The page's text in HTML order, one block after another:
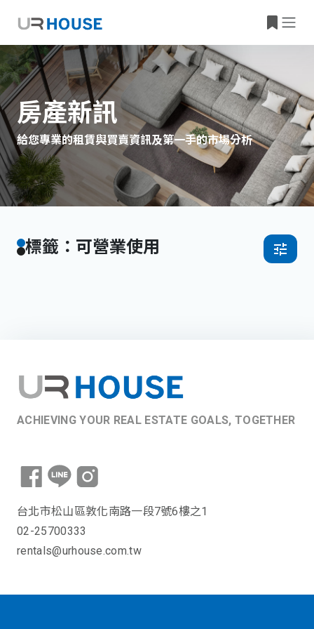
房產新訊
給您專業的租賃與買賣資訊及第一手的市場分析
標籤：可營業使用
ACHIEVING YOUR REAL ESTATE GOALS, TOGETHER
台北市松山區敦化南路一段7號6樓之1
02-25700333
rentals@urhouse.com.tw